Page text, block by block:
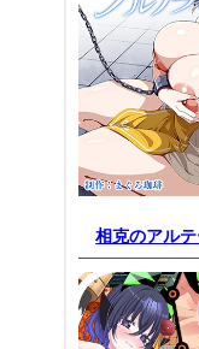
相克のアル